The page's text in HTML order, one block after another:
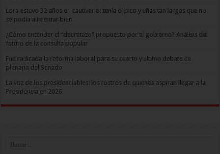
Lora estuvo 32 años en cautiverio: tenía el pico y uñas tan largas que no
se podía alimentar bien
¿Cómo entender el “decretazo” propuesto por el gobierno? Análisis del
futuro de la consulta popular
Fue radicada la reforma laboral para su cuarto y último debate en
plenaria del Senado
La voz de los presidenciables: los rostros de quienes aspiran llegar a la
Presidencia en 2026